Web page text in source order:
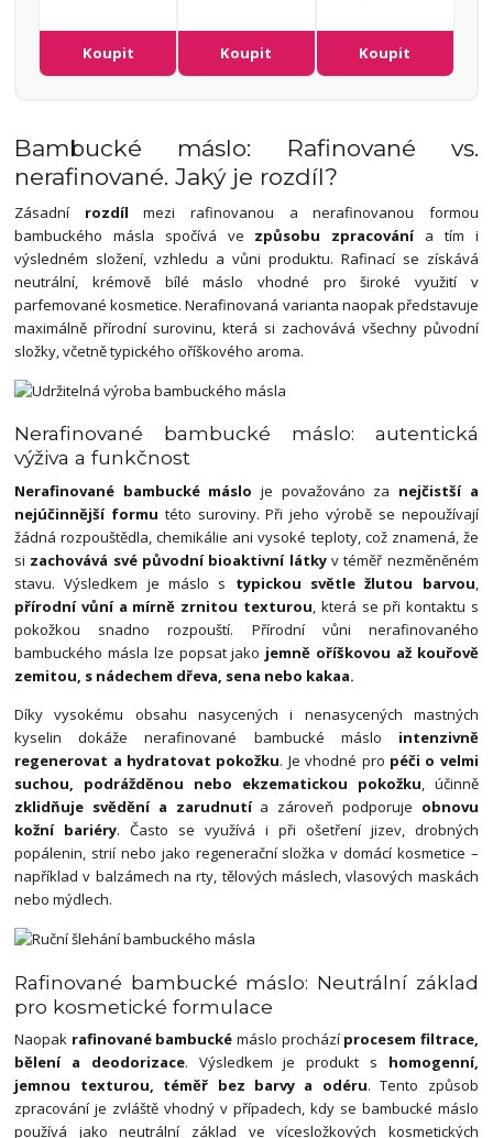
Koupit Koupit Koupit
Bambucké máslo: Rafinované vs.
nerafinované. Jaký je rozdíl?
Zásadní rozdíl mezi rafinovanou a nerafinovanou formou
bambuckého másla spočívá ve způsobu zpracovánía tím i
výsledném složení, vzhledu a vůni produktu. Rafinací se získává
neutrální, krémově bílé máslo vhodné pro široké využití v
parfemované kosmetice. Nerafinovaná varianta naopak představuje
maximálně přírodní surovinu, která si zachovává všechny původní
složky, včetně typického oříškového aroma.
Nerafinované bambucké máslo: autentická
výživa a funkčnost
Nerafinované bambucké máslo je považováno za nejčistší a
nejúčinnější formu této suroviny. Při jeho výrobě se nepoužívají
žádná rozpouštědla, chemikálie ani vysoké teploty, což znamená, že
si zachovává své původní bioaktivní látkyv téměř nezměněném
stavu. Výsledkem je máslo s typickou světle žlutou barvou,
přírodní vůní a mírně zrnitou texturou, která se při kontaktu s
pokožkou snadno rozpouští. Přírodní vůni nerafinovaného
bambuckého másla lze popsat jako jemně oříškovou až kouřově
zemitou, s nádechem dřeva, sena nebo kakaa.
Díky vysokému obsahu nasycených i nenasycených mastných
kyselin dokáže nerafinované bambucké máslo intenzivně
regenerovat a hydratovat pokožku. Je vhodné pro péči o velmi
suchou, podrážděnou nebo ekzematickou pokožku, účinně
zklidňuje svědění a zarudnutía zároveň podporuje obnovu
kožní bariéry. Často se využívá i při ošetření jizev, drobných
popálenin, strií nebo jako regenerační složka v domácí kosmetice –
například v balzámech na rty, tělových máslech, vlasových maskách
nebo mýdlech.
Rafinované bambucké máslo: Neutrální základ
pro kosmetické formulace
Naopak rafinované bambucké máslo prochází procesem filtrace,
bělení a deodorizace. Výsledkem je produkt s homogenní,
jemnou texturou, téměř bez barvy a odéru. Tento způsob
zpracování je zvláště vhodný v případech, kdy se bambucké máslo
používá jako neutrální základ ve vícesložkových kosmetických